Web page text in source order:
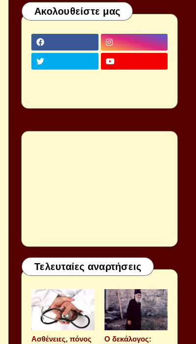
Ακολουθείστε μας
Τελευταίες αναρτήσεις
Aσθένειες, πόνος
Ο δεκάλογος: